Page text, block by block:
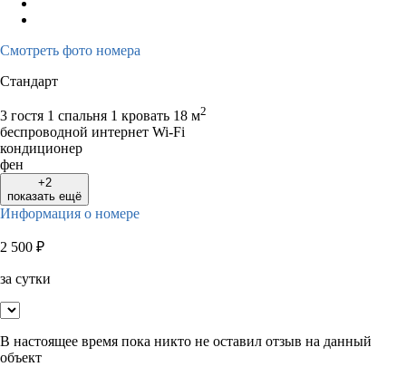
Смотреть фото номера
Стандарт
3 гостя 1 спальня 1 кровать 18 м2
беспроводной интернет Wi-Fi
кондиционер
фен
+2
показать ещё
Информация о номере
2 500 ₽
за сутки
В настоящее время пока никто не оставил отзыв на данный
объект